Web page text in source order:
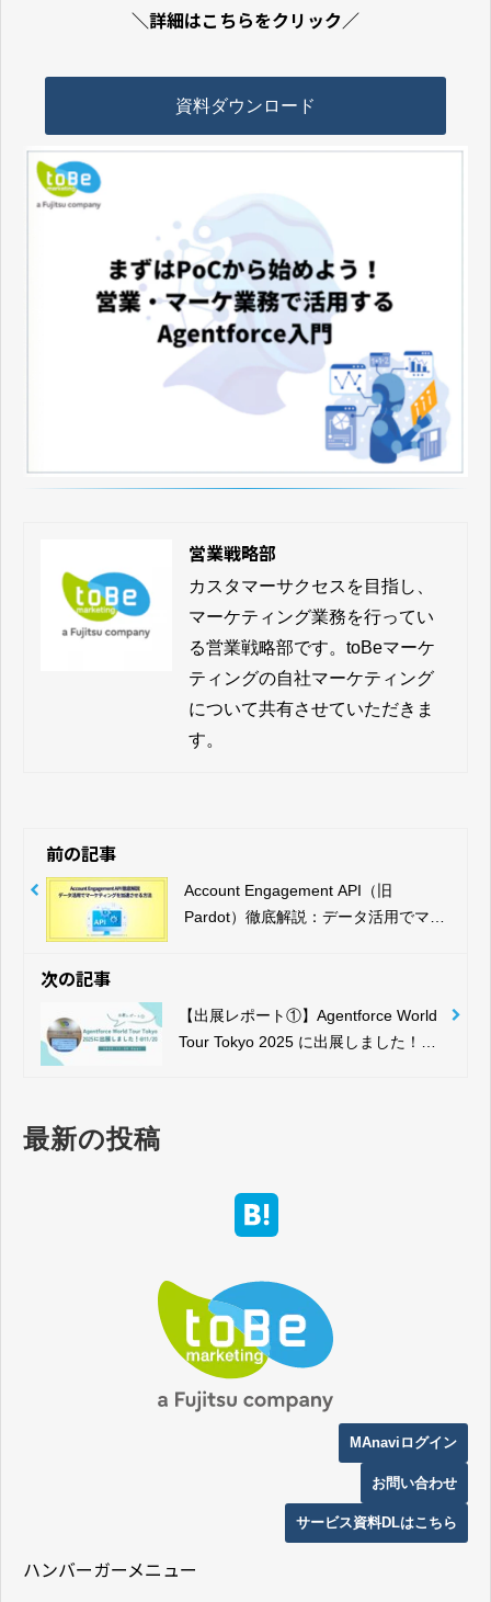
＼詳細はこちらをクリック／
資料ダウンロード
営業戦略部
カスタマーサクセスを目指し、
マーケティング業務を行ってい
る営業戦略部です。toBeマーケ
ティングの自社マーケティング
について共有させていただきま
す。
前の記事
Account Engagement API（旧
Pardot）徹底解説：データ活用でマー
次の記事
【出展レポート①】Agentforce World
Tour Tokyo 2025 に出展しました！＠
最新の投稿
MAnaviログイン
お問い合わせ
サービス資料DLはこちら
ハンバーガーメニュー